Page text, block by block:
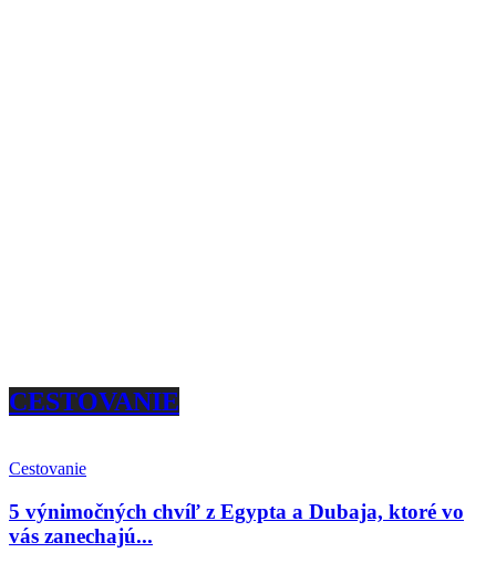
CESTOVANIE
Cestovanie
5 výnimočných chvíľ z Egypta a Dubaja, ktoré vo
vás zanechajú...